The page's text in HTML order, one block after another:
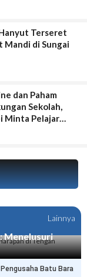
Terseret
Mandi di Sungai
dan Paham
Sekolah,
Minta Pelajar
Lainnya
Menelusuri
Batu Bara